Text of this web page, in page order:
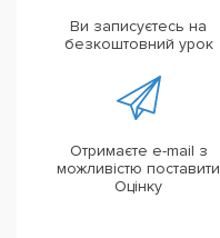
Ви записуєтесь на
безкоштовний урок
Отримаєте e-mail з
можливістю поставити
Оцінку